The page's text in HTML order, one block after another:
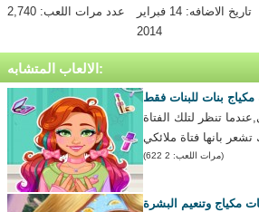
عدد مرات اللعب: 2,740
تاريخ الاضافه: 14 فبراير
2014
الالعاب المتشابه:
مكياج بنات للبنات فقط
تنظر لتلك الفتاة
(مرات اللعب: 2 622)
مكياج وتنعيم البشرة